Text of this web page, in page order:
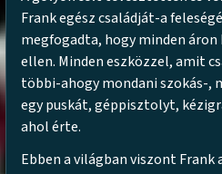
Frank egész családját-a
megfogadta, hogy minden
ellen. Minden eszközzel, amit
többi-ahogy mondani szokás-
egy puskát, géppisztolyt,
ahol érte.
Ebben a világban viszont